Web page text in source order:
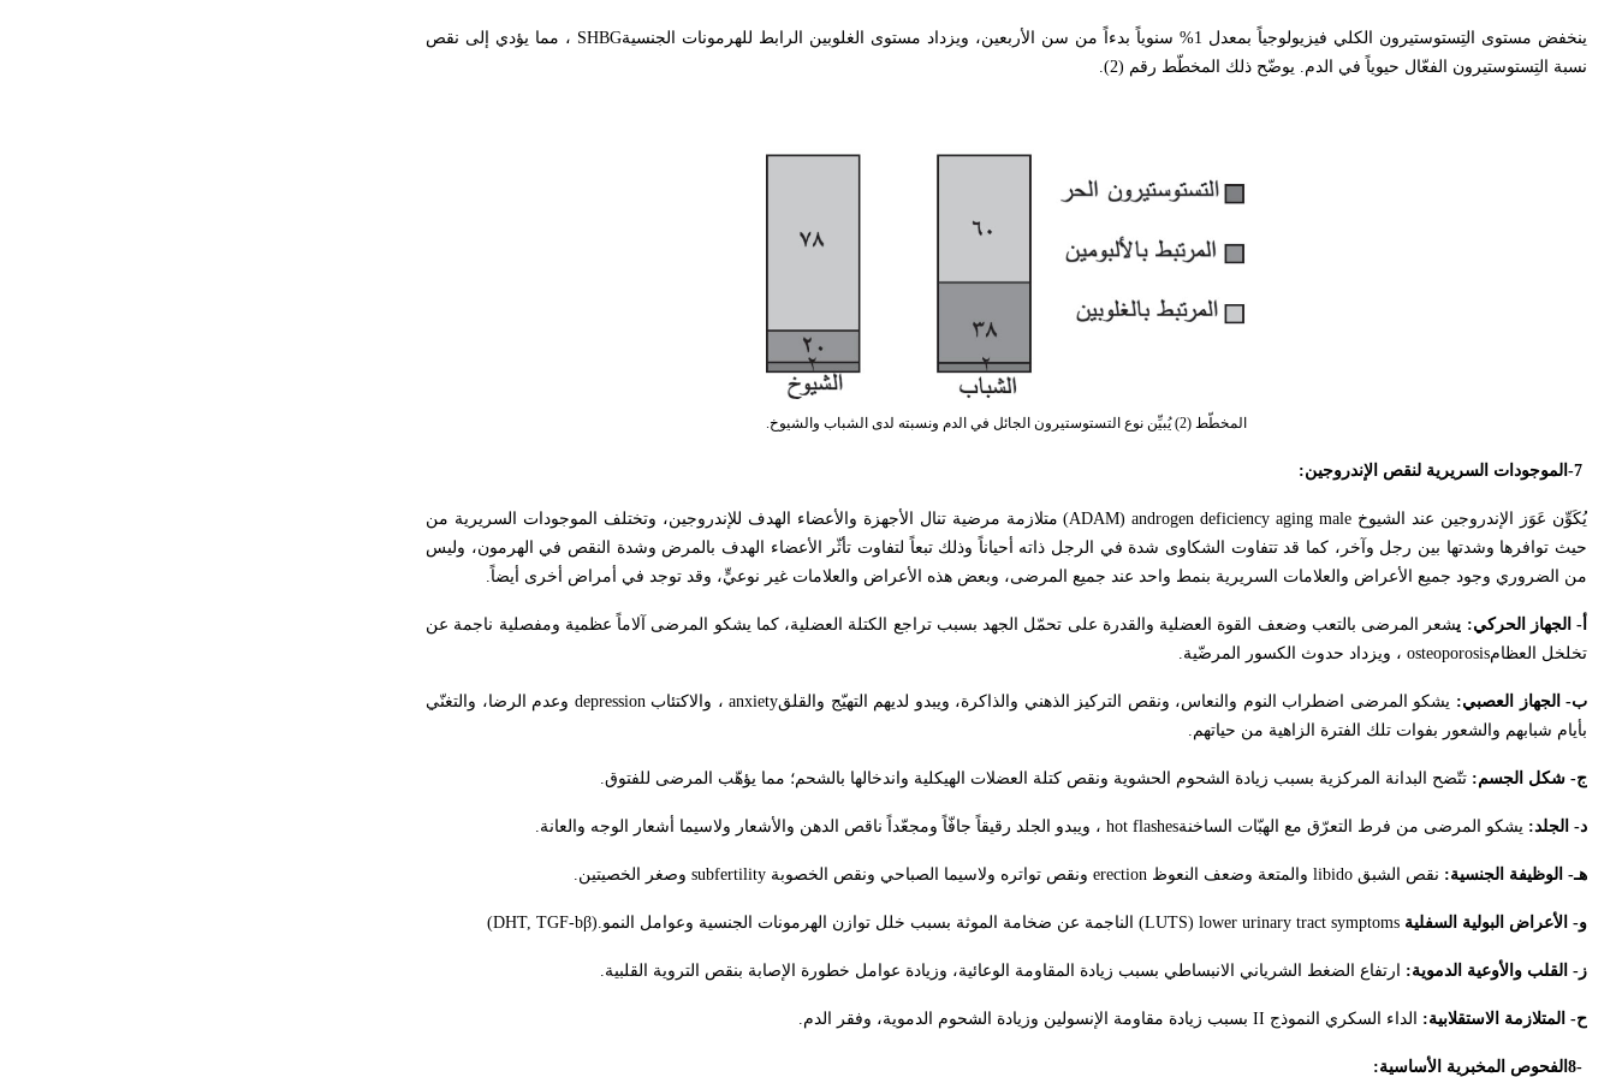
ينخفض مستوى التِستوستيرون الكلي فيزيولوجياً بمعدل 1% سنوياً بدءاً من سن الأربعين، ويزداد مستوى الغلوبين الرابط للهرمونات الجنسية SHBG ، مما يؤدي إلى نقص
نسبة التِستوستيرون الفعّال حيوياً في الدم. يوضّح ذلك المخطّط رقم (2).
المخطّط (2) يُبيِّن نوع التستوستيرون الجائل في الدم ونسبته لدى الشباب والشيوخ.
-7 الموجودات السريرية لنقص الإندروجين:
يُكَوِّن عَوَز الإندروجين عند الشيوخ (ADAM) androgen deficiency aging male متلازمة مرضية تنال الأجهزة والأعضاء الهدف للإندروجين، وتختلف الموجودات السريرية من
حيث توافرها وشدتها بين رجل وآخر، كما قد تتفاوت الشكاوى شدة في الرجل ذاته أحياناً وذلك تبعاً لتفاوت تأثّر الأعضاء الهدف بالمرض وشدة النقص في الهرمون، وليس
من الضروري وجود جميع الأعراض والعلامات السريرية بنمط واحد عند جميع المرضى، وبعض هذه الأعراض والعلامات غير نوعيٍّ، وقد توجد في أمراض أخرى أيضاً.
أ- الجهاز الحركي: يشعر المرضى بالتعب وضعف القوة العضلية والقدرة على تحمّل الجهد بسبب تراجع الكتلة العضلية، كما يشكو المرضى آلاماً عظمية ومفصلية ناجمة عن
تخلخل العظامosteoporosis ، ويزداد حدوث الكسور المرضّية.
ب- الجهاز العصبي: يشكو المرضى اضطراب النوم والنعاس، ونقص التركيز الذهني والذاكرة، ويبدو لديهم التهيّج والقلقanxiety ، والاكتئاب depression وعدم الرضا، والتغنّي
بأيام شبابهم والشعور بفوات تلك الفترة الزاهية من حياتهم.
ج- شكل الجسم: تتّضح البدانة المركزية بسبب زيادة الشحوم الحشوية ونقص كتلة العضلات الهيكلية واندخالها بالشحم؛ مما يؤهّب المرضى للفتوق.
د- الجلد: يشكو المرضى من فرط التعرّق مع الهبّات الساخنةhot flashes ، ويبدو الجلد رقيقاً جافّاً ومجعّداً ناقص الدهن والأشعار ولاسيما أشعار الوجه والعانة.
هـ- الوظيفة الجنسية: نقص الشبق libido والمتعة وضعف النعوظ erection ونقص تواتره ولاسيما الصباحي ونقص الخصوبة subfertility وصغر الخصيتين.
و- الأعراض البولية السفلية (LUTS) lower urinary tract symptoms الناجمة عن ضخامة الموثة بسبب خلل توازن الهرمونات الجنسية وعوامل النمو(DHT, TGF-bβ).
ز- القلب والأوعية الدموية: ارتفاع الضغط الشرياني الانبساطي بسبب زيادة المقاومة الوعائية، وزيادة عوامل خطورة الإصابة بنقص التروية القلبية.
ح- المتلازمة الاستقلابية: الداء السكري النموذج II بسبب زيادة مقاومة الإنسولين وزيادة الشحوم الدموية، وفقر الدم.
8- الفحوص المخبرية الأساسية: